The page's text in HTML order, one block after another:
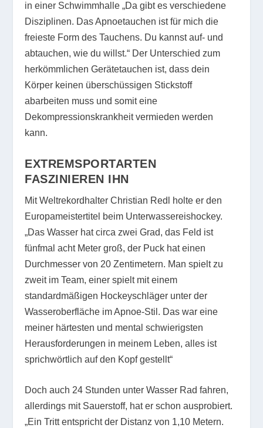
in einer Schwimmhalle „Da gibt es verschiedene
Disziplinen. Das Apnoetauchen ist für mich die
freieste Form des Tauchens. Du kannst auf- und
abtauchen, wie du willst.“ Der Unterschied zum
herkömmlichen Gerätetauchen ist, dass dein
Körper keinen überschüssigen Stickstoff
abarbeiten muss und somit eine
Dekompressionskrankheit vermieden werden
kann.
EXTREMSPORTARTEN
FASZINIEREN IHN
Mit Weltrekordhalter Christian Redl holte er den
Europameistertitel beim Unterwassereishockey.
„Das Wasser hat circa zwei Grad, das Feld ist
fünfmal acht Meter groß, der Puck hat einen
Durchmesser von 20 Zentimetern. Man spielt zu
zweit im Team, einer spielt mit einem
standardmäßigen Hockeyschläger unter der
Wasseroberfläche im Apnoe-Stil. Das war eine
meiner härtesten und mental schwierigsten
Herausforderungen in meinem Leben, alles ist
sprichwörtlich auf den Kopf gestellt“
Doch auch 24 Stunden unter Wasser Rad fahren,
allerdings mit Sauerstoff, hat er schon ausprobiert.
„Ein Tritt entspricht der Distanz von 1,10 Metern.